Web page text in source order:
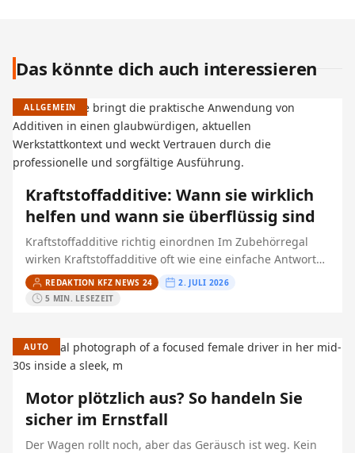
Das könnte dich auch interessieren
ALLGEMEIN
Kraftstoffadditive: Wann sie wirklich
helfen und wann sie überflüssig sind
Kraftstoffadditive richtig einordnen Im Zubehörregal
wirken Kraftstoffadditive oft wie eine einfache Antwort
auf Ruckeln, Startprobleme oder angeblich zu hohen
Verbrauch. In der Praxis helfen sie…
REDAKTION KFZ NEWS 24
2. JULI 2026
5 MIN. LESEZEIT
AUTO
Motor plötzlich aus? So handeln Sie
sicher im Ernstfall
Der Wagen rollt noch, aber das Geräusch ist weg. Kein